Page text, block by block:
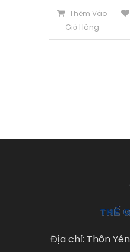
Thêm Vào
Giỏ Hàng
Địa chỉ: Thôn